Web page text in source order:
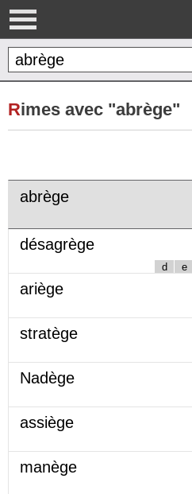
Rimes avec "abrège"
abrège
désagrège
d e
ariège
stratège
Nadège
assiège
manège